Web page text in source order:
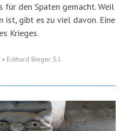
für den Spaten gemacht. Weil
ist, gibt es zu viel davon. Eine
Krieges.
• Eckhard Bieger S.J.